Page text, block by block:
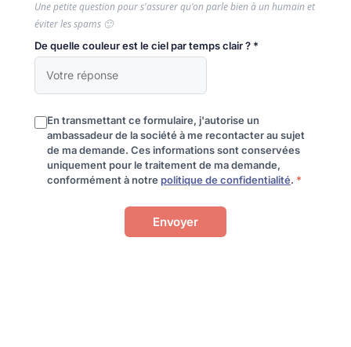
Une petite question pour s'assurer qu'on parle bien à un humain et
éviter les spams 🙂
De quelle couleur est le ciel par temps clair ? *
En transmettant ce formulaire, j'autorise un
ambassadeur de la société à me recontacter au sujet
de ma demande. Ces informations sont conservées
uniquement pour le traitement de ma demande,
conformément à notre politique de confidentialité. *
Envoyer